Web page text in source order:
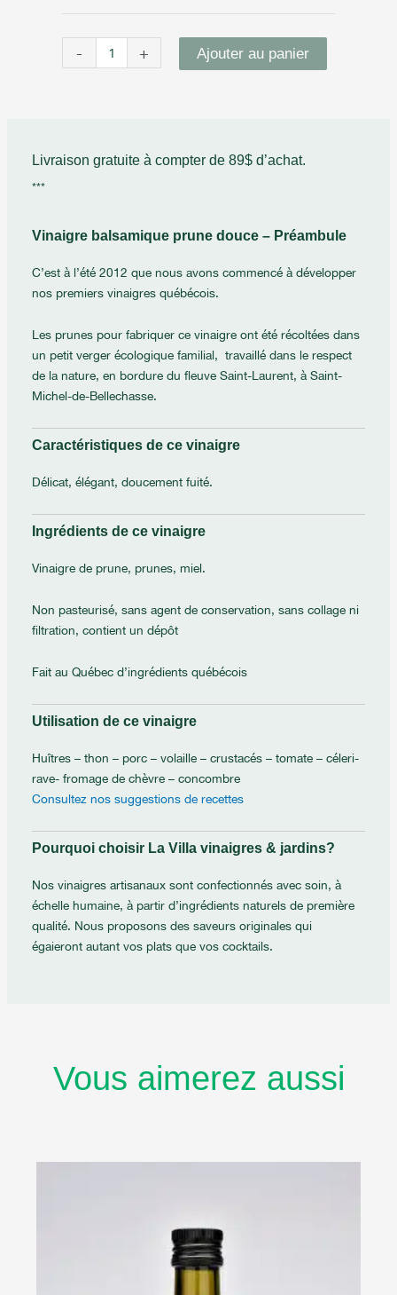
-
prune
+ Ajouter au panier
Livraison gratuite à compter de 89$ d’achat.
***
Vinaigre balsamique prune douce – Préambule
C’est à l’été 2012 que nous avons commencé à développer
nos premiers vinaigres québécois.
Les prunes pour fabriquer ce vinaigre ont été récoltées dans
un petit verger écologique familial,travaillé dans le respect
de la nature,en bordure du fleuve Saint-Laurent, à Saint-
Michel-de-Bellechasse.
Caractéristiques de ce vinaigre
Délicat, élégant, doucement fuité.
Ingrédients de ce vinaigre
Vinaigre de prune, prunes, miel.
Non pasteurisé, sans agent de conservation, sans collage ni
filtration, contient un dépôt
Fait au Québec d’ingrédients québécois
Utilisation de ce vinaigre
Huîtres – thon – porc – volaille – crustacés – tomate – céleri-
rave- fromage de chèvre – concombre
Consultez nos suggestions de recettes
Pourquoi choisir La Villa vinaigres & jardins?
Nos vinaigres artisanaux sont confectionnés avec soin, à
échelle humaine, à partir d’ingrédients naturels de première
qualité. Nous proposons des saveurs originales qui
égaieront autant vos plats que vos cocktails.
Vous aimerez aussi
$14.00
à
$28.00